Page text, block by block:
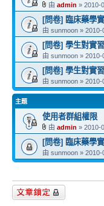
由 admin » 2010-
[問卷] 臨床藥學
由 sunmoon » 2010-
[問卷] 學生對實
由 sunmoon » 2010-
[問卷] 學生對實
由 sunmoon » 2010-
主題
使用者群組權限
由 admin » 2010-
[問卷] 臨床藥學
由 sunmoon » 2010-
版面鎖定